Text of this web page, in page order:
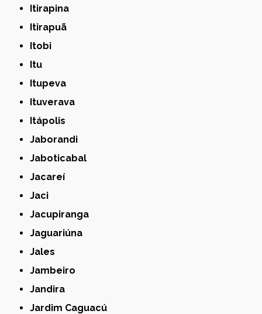
Itirapina
Itirapuã
Itobi
Itu
Itupeva
Ituverava
Itápolis
Jaborandi
Jaboticabal
Jacareí
Jaci
Jacupiranga
Jaguariúna
Jales
Jambeiro
Jandira
Jardim Caguacú